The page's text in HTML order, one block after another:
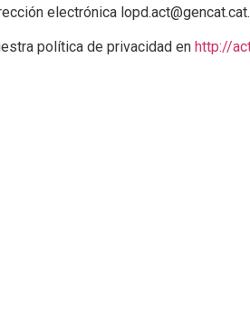
electrónica
política de privacidad en http://